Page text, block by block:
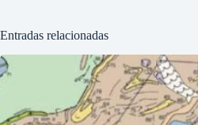
Entradas relacionadas